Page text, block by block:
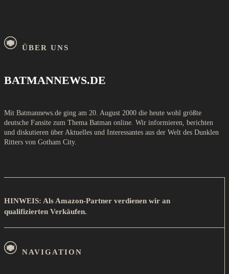
ÜBER UNS
BATMANNEWS.DE
Mit Batmannews.de ging am 20. August 2000 die heute wohl größte
deutsche Fansite zum Thema Batman online. Wir informieren, berichten
und diskutieren über Aktuelles und Interessantes aus der Welt des Dunklen
Ritters von Gotham City.
HINWEIS: Als Amazon-Partner verdienen wir an
qualifizierten Verkäufen.
NAVIGATION